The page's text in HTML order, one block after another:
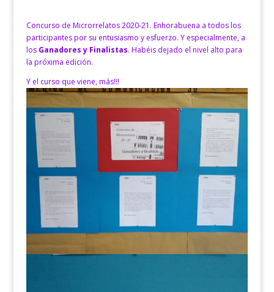
Concurso de Microrrelatos 2020-21. Enhorabuena a todos los
participantes por su entusiasmo y esfuerzo. Y especialmente, a
los Ganadores y Finalistas. Habéis dejado el nivel alto para
la próxima edición.
Y el curso que viene, más!!!